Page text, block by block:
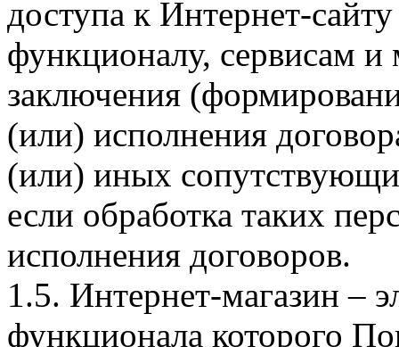
доступа к Интернет-
функционалу, сервисам и
заключения
(или) исполнения
(или) иных
если обработка таких
исполнения договоров.
1.5. Интернет-магазин –
функционала которого